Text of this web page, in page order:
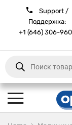
Support /
Поддержка:
+1 (646) 306-
Products
search